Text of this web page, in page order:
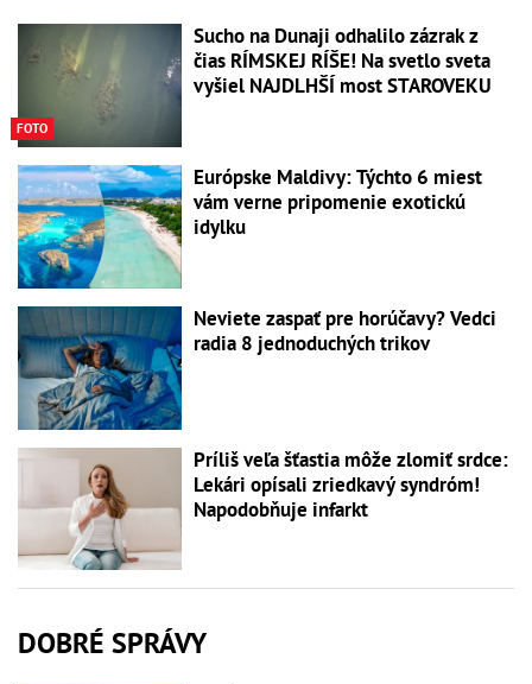
FOTO
Sucho na Dunaji odhalilo zázrak z
čias RÍMSKEJ RÍŠE! Na svetlo sveta
vyšiel NAJDLHŠÍ most STAROVEKU
Európske Maldivy: Týchto 6 miest
vám verne pripomenie exotickú
idylku
Neviete zaspať pre horúčavy? Vedci
radia 8 jednoduchých trikov
Príliš veľa šťastia môže zlomiť srdce:
Lekári opísali zriedkavý syndróm!
Napodobňuje infarkt
DOBRÉ SPRÁVY